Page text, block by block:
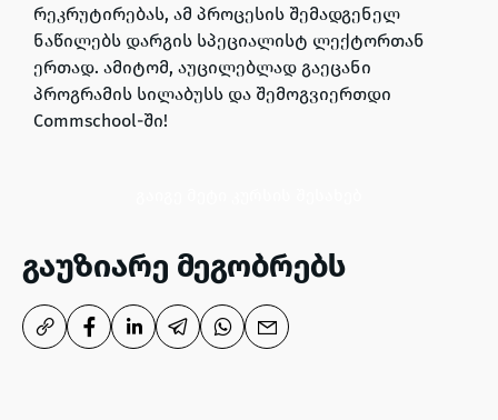
რეკრუტირებას, ამ პროცესის შემადგენელ
ნაწილებს დარგის სპეციალისტ ლექტორთან
ერთად. ამიტომ, აუცილებლად გაეცანი
პროგრამის სილაბუსს და შემოგვიერთდი
Commschool-ში!
გაუზიარე მეგობრებს